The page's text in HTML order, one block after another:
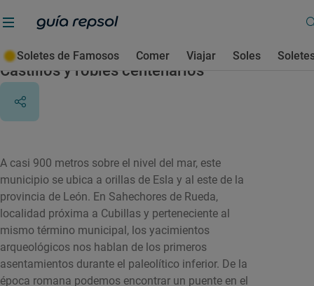
Soletes de Famosos Comer Viajar Soles
Castillos y robles centenarios
A casi 900 metros sobre el nivel del mar, este
municipio se ubica a orillas de Esla y al este de la
provincia de León. En Sahechores de Rueda,
localidad próxima a Cubillas y perteneciente al
mismo término municipal, los yacimientos
arqueológicos nos hablan de los primeros
asentamientos durante el paleolítico inferior. De la
época romana podemos encontrar un puente en el